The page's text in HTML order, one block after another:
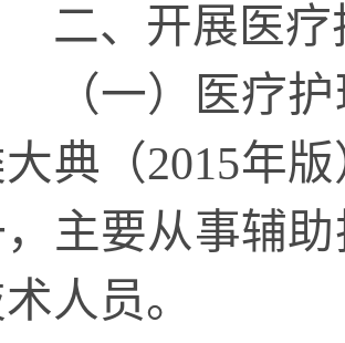
、开展医疗
一）医疗护
典（2015年
主要从事辅
人员。